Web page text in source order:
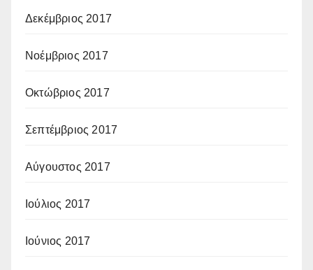
Δεκέμβριος 2017
Νοέμβριος 2017
Οκτώβριος 2017
Σεπτέμβριος 2017
Αύγουστος 2017
Ιούλιος 2017
Ιούνιος 2017